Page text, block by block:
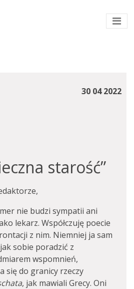
30 04 2022
starość”
nie budzi sympatii ani
lekarz. Współczuję poecie
z nim. Niemniej ja sam
sobie poradzić z
wspomnień,
się do granicy rzeczy
, jak mawiali Grecy. Oni